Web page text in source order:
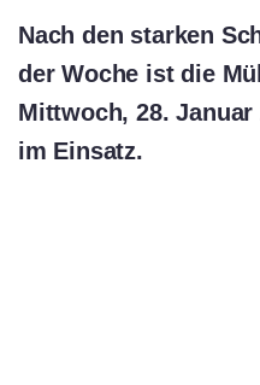
Nach den starken
der Woche ist die
Mittwoch, 28.
im Einsatz.